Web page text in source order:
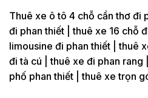
Thuê xe ô tô 4 chỗ cần thơ đi
đi phan thiết | thuê xe 16 chỗ
limousine đi phan thiết | thuê
đi tà cú | thuê xe đi phan rang
phố phan thiết | thuê xe trọn